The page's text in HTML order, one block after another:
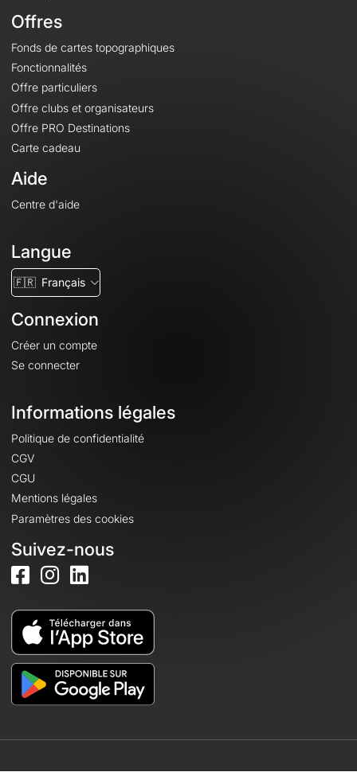
Offres
Fonds de cartes topographiques
Fonctionnalités
Offre particuliers
Offre clubs et organisateurs
Offre PRO Destinations
Carte cadeau
Aide
Centre d'aide
Langue
🇫🇷 Français
Connexion
Créer un compte
Se connecter
Informations légales
Politique de confidentialité
CGV
CGU
Mentions légales
Paramètres des cookies
Suivez-nous